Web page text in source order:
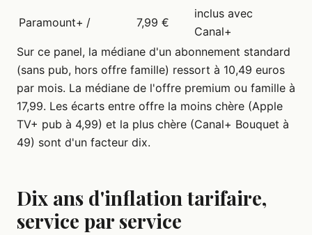
Paramount+ / 7,99 €
inclus avec
Canal+
Sur ce panel, la médiane d'un abonnement standard
(sans pub, hors offre famille) ressort à 10,49 euros
par mois. La médiane de l'offre premium ou famille à
17,99. Les écarts entre offre la moins chère (Apple
TV+ pub à 4,99) et la plus chère (Canal+ Bouquet à
49) sont d'un facteur dix.
Dix ans d'inflation tarifaire,
service par service